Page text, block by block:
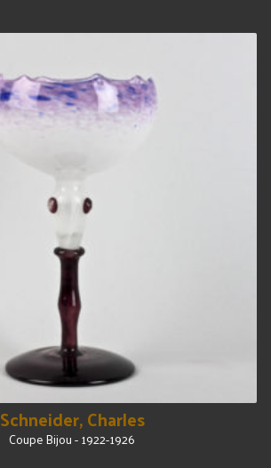
Schneider, Charles
Coupe Bijou - 1922-1926